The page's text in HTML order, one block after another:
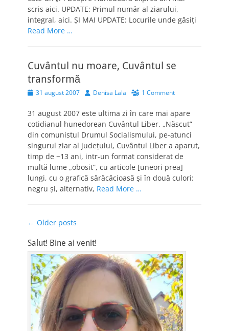
scris aici. UPDATE: Primul număr al ziarului,
integral, aici. ŞI MAI UPDATE: Locurile unde găsiţi
Read More …
Cuvântul nu moare, Cuvântul se
transformă
Posted
31 august 2007 AuthorDenisa Lala 1 Comment
31 august 2007 este ultima zi în care mai apare
cotidianul hunedorean Cuvântul Liber. „Născut”
din comunistul Drumul Socialismului, pe-atunci
singurul ziar al judeţului, Cuvântul Liber a aparut,
timp de ~13 ani, intr-un format considerat de
multă lume „obosit”, cu articole [uneori prea]
lungi, cu o grafică sărăcăcioasă şi în două culori:
negru şi, alternativ, Read More …
Post
← Older posts
Salut! Bine ai venit!